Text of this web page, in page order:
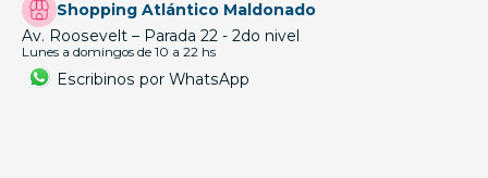
Shopping Atlántico Maldonado
Av. Roosevelt – Parada 22 - 2do nivel
Lunes a domingos de 10 a 22 hs
Escribinos por WhatsApp